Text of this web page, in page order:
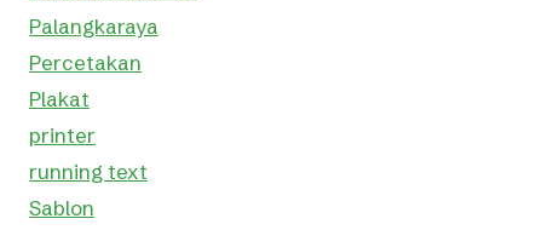
Palangkaraya
Percetakan
Plakat
printer
running text
Sablon